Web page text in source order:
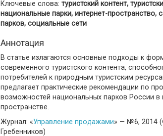
Ключевые слова: туристский контент,
национальные парки, интернет-пространство,
парков, социальные сети
Аннотация
В статье излагаются основные подходы к
современного туристского контента,
потребителей к природным туристским
предлагает практические рекомендации по
возможностей национальных парков России в
пространстве.
Журнал: «Управление продажами» — №6, 2014
Гребенников)